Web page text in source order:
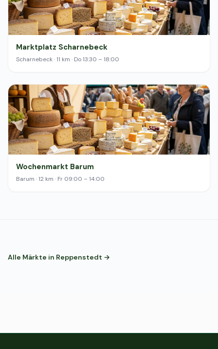
Marktplatz Scharnebeck
Scharnebeck · 11 km · Do 13:30 – 18:00
Wochenmarkt Barum
Barum · 12 km · Fr 09:00 – 14:00
Alle Märkte in Reppenstedt →